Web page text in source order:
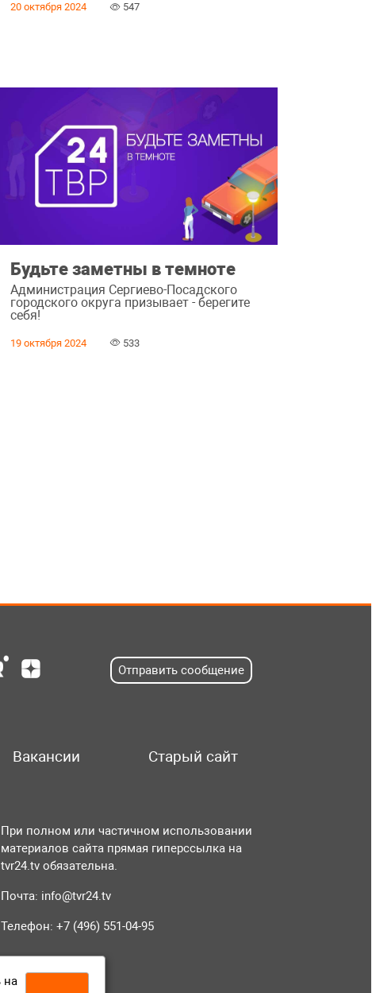
20 октября 2024 547
Будьте заметны в темноте
Администрация Сергиево-Посадского
городского округа призывает - берегите
себя!
19 октября 2024 533
Отправить сообщение
Вакансии Старый сайт
При полном или частичном использовании
материалов сайта прямая гиперссылка на
tvr24.tv обязательна.
Почта: info@tvr24.tv
Телефон: +7 (496) 551-04-95
на